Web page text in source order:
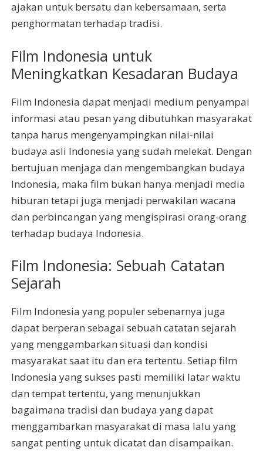
ajakan untuk bersatu dan kebersamaan, serta
penghormatan terhadap tradisi.
Film Indonesia untuk
Meningkatkan Kesadaran Budaya
Film Indonesia dapat menjadi medium penyampai
informasi atau pesan yang dibutuhkan masyarakat
tanpa harus mengenyampingkan nilai-nilai
budaya asli Indonesia yang sudah melekat. Dengan
bertujuan menjaga dan mengembangkan budaya
Indonesia, maka film bukan hanya menjadi media
hiburan tetapi juga menjadi perwakilan wacana
dan perbincangan yang mengispirasi orang-orang
terhadap budaya Indonesia.
Film Indonesia: Sebuah Catatan
Sejarah
Film Indonesia yang populer sebenarnya juga
dapat berperan sebagai sebuah catatan sejarah
yang menggambarkan situasi dan kondisi
masyarakat saat itu dan era tertentu. Setiap film
Indonesia yang sukses pasti memiliki latar waktu
dan tempat tertentu, yang menunjukkan
bagaimana tradisi dan budaya yang dapat
menggambarkan masyarakat di masa lalu yang
sangat penting untuk dicatat dan disampaikan.